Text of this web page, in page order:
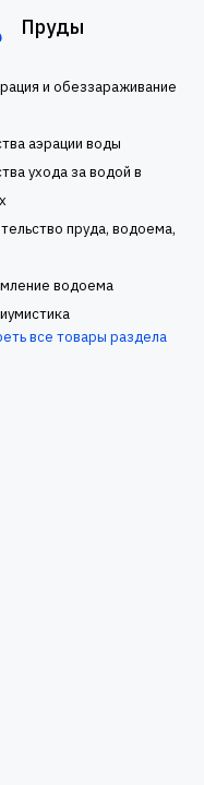
Пруды
и обеззараживание
аэрации воды
ухода за водой в
пруда, водоема,
водоема
все товары раздела